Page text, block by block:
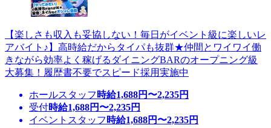
【楽しさも収入も妥協しない！毎日がイベント級に楽しいレ
アバイト♪】高時給だからタイパも抜群★仲間とワイワイ働
きながら効率よく稼げるダイニングBARのオープニング級
大募集！履歴書不要でスピード採用実施中
ホールスタッフ 時給1,688円〜2,235円
受付時給1,688円〜2,235円
イベントスタッフ 時給1,688円〜2,235円